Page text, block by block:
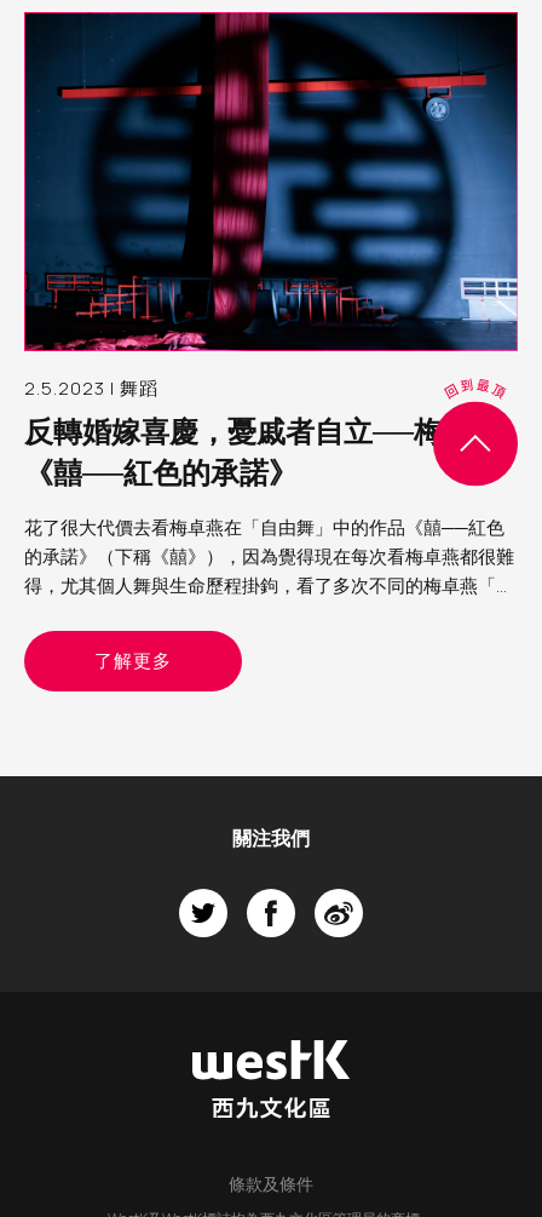
2.5.2023 | 舞蹈
反轉婚嫁喜慶，憂戚者自立──梅卓燕
《囍──紅色的承諾》
花了很大代價去看梅卓燕在「自由舞」中的作品《囍──紅色
的承諾》（下稱《囍》），因為覺得現在每次看梅卓燕都很難
得，尤其個人舞與生命歷程掛鉤，看了多次不同的梅卓燕「日
的難
了解更多
關注我們
條款及條件